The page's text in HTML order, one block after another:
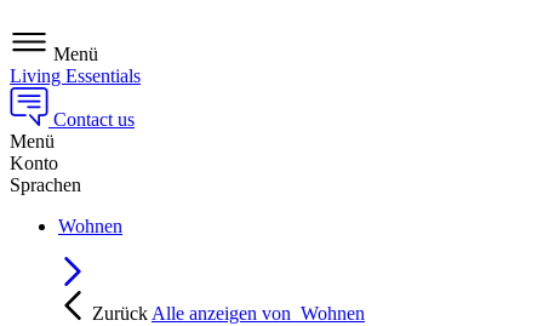
Menü
Living Essentials
Contact us
Menü
Konto
Sprachen
Wohnen
Zurück Alle anzeigen von Wohnen